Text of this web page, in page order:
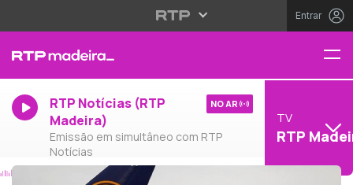
Entrar
RTP Notícias (RTP
Madeira)
Emissão em simultâneo com RTP
Notícias
NO AR
TV
RTP